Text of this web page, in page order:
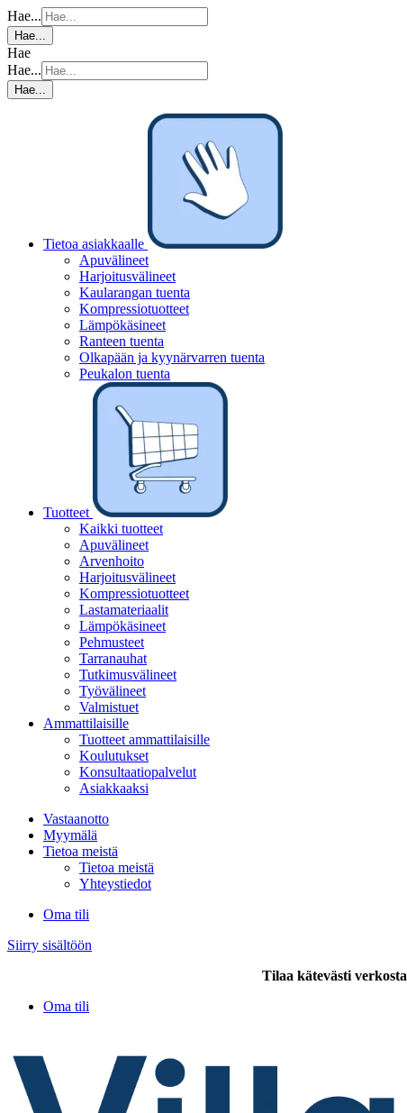
Hae...
Hae...
Hae
Hae...
Hae...
Tietoa asiakkaalle
Apuvälineet
Harjoitusvälineet
Kaularangan tuenta
Kompressiotuotteet
Lämpökäsineet
Ranteen tuenta
Olkapään ja kyynärvarren tuenta
Peukalon tuenta
Tuotteet
Kaikki tuotteet
Apuvälineet
Arvenhoito
Harjoitusvälineet
Kompressiotuotteet
Lastamateriaalit
Lämpökäsineet
Pehmusteet
Tarranauhat
Tutkimusvälineet
Työvälineet
Valmistuet
Ammattilaisille
Tuotteet ammattilaisille
Koulutukset
Konsultaatiopalvelut
Asiakkaaksi
Vastaanotto
Myymälä
Tietoa meistä
Tietoa meistä
Yhteystiedot
Oma tili
Siirry sisältöön
Tilaa kätevästi verkosta
Oma tili